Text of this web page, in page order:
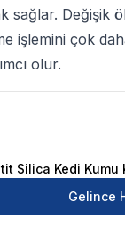
sağlar. Değişik
işlemini çok
olur.
Küreği Mavi
Silica Kedi Kumu
Gelince